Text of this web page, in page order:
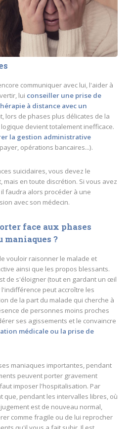
communiquer avec lui, l'aider à
lui conseiller une prise de
à distance avec un
lors de phases plus délicates de la
devient totalement inefficace.
la gestion administrative
opérations bancaires...).
suicidaires, vous devez le
mais en toute discrétion. Si vous avez
faudra alors procéder à une
avec son médecin.
face aux phases
maniaques ?
vouloir raisonner le malade et
ainsi que les propos blessants.
de s'éloigner (tout en gardant un œil
peut accroître les
de la part du malade qui cherche à
de personnes moins proches
ses agissements et le convaincre
médicale ou la prise de
maniaques importantes, pendant
peuvent porter gravement
imposer l'hospitalisation. Par
que, pendant les intervalles libres, où
est de nouveau normal,
comme fragile ou de lui reprocher